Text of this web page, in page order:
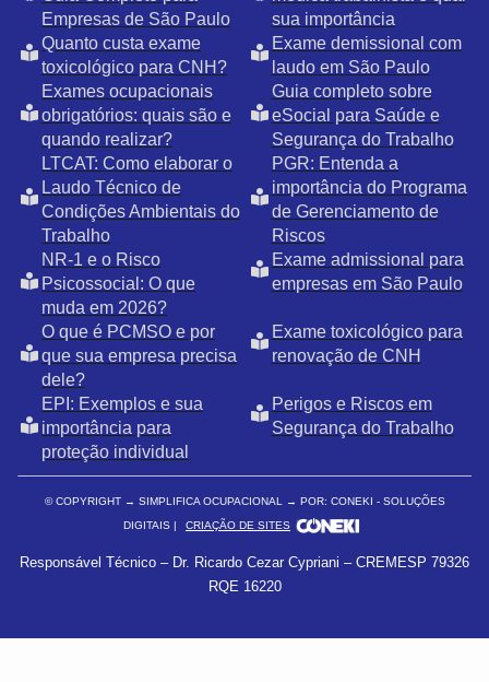
Empresas de São Paulo
sua importância
Quanto custa exame
toxicológico para CNH?
Exame demissional com
laudo em São Paulo
Exames ocupacionais
obrigatórios: quais são e
quando realizar?
Guia completo sobre
eSocial para Saúde e
Segurança do Trabalho
LTCAT: Como elaborar o
Laudo Técnico de
Condições Ambientais do
Trabalho
PGR: Entenda a
importância do Programa
de Gerenciamento de
Riscos
NR-1 e o Risco
Psicossocial: O que
muda em 2026?
Exame admissional para
empresas em São Paulo
O que é PCMSO e por
que sua empresa precisa
dele?
Exame toxicológico para
renovação de CNH
EPI: Exemplos e sua
importância para
proteção individual
Perigos e Riscos em
Segurança do Trabalho
© COPYRIGHT → SIMPLIFICA OCUPACIONAL → POR: CONEKI - SOLUÇÕES
DIGITAIS |
CRIAÇÃO DE SITES
Responsável Técnico – Dr. Ricardo Cezar Cypriani – CREMESP 79326
RQE 16220